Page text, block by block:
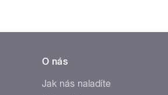
O nás
Jak nás naladíte